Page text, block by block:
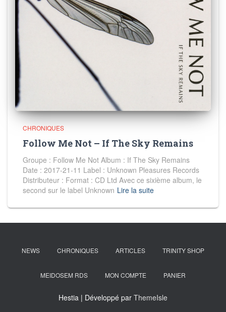
CHRONIQUES
Follow Me Not – If The Sky Remains
Groupe : Follow Me Not Album : If The Sky Remains
Date : 2017-21-11 Label : Unknown Pleasures Records
Distributeur : Format : CD Ltd Avec ce sixième album, le
second sur le label Unknown Lire la suite
NEWS CHRONIQUES ARTICLES TRINITY SHOP
MEIDOSEM RDS MON COMPTE PANIER
Hestia | Développé par ThemeIsle